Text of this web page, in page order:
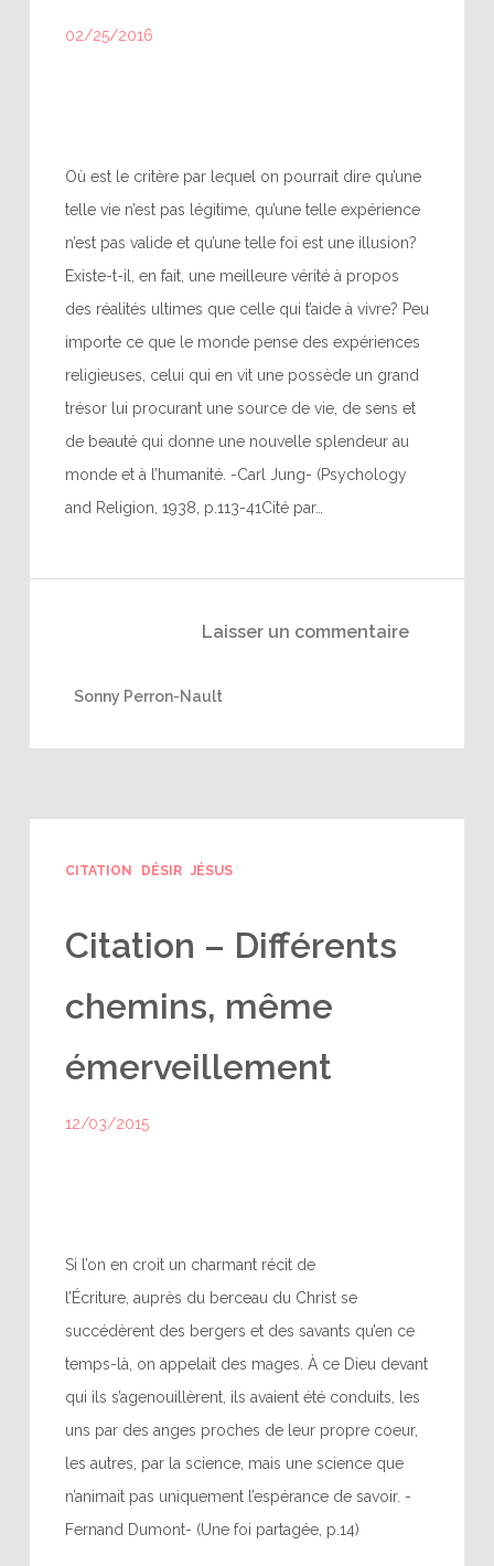
02/25/2016
Où est le critère par lequel on pourrait dire qu’une
telle vie n’est pas légitime, qu’une telle expérience
n’est pas valide et qu’une telle foi est une illusion?
Existe-t-il, en fait, une meilleure vérité à propos
des réalités ultimes que celle qui t’aide à vivre? Peu
importe ce que le monde pense des expériences
religieuses, celui qui en vit une possède un grand
trésor lui procurant une source de vie, de sens et
de beauté qui donne une nouvelle splendeur au
monde et à l’humanité. -Carl Jung- (Psychology
and Religion, 1938, p.113-41Cité par…
Laisser un commentaire
Sonny Perron-Nault
CITATION DÉSIR JÉSUS
Citation – Différents
chemins, même
émerveillement
12/03/2015
Si l’on en croit un charmant récit de
l’Écriture, auprès du berceau du Christ se
succédèrent des bergers et des savants qu’en ce
temps-là, on appelait des mages. À ce Dieu devant
qui ils s’agenouillèrent, ils avaient été conduits, les
uns par des anges proches de leur propre coeur,
les autres, par la science, mais une science que
n’animait pas uniquement l’espérance de savoir. -
Fernand Dumont- (Une foi partagée, p.14)